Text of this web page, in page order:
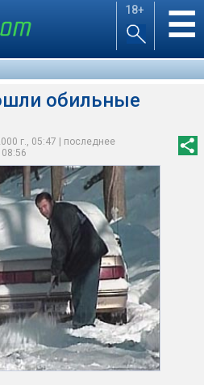
18+ ☰
обильные
г., 05:47 | последнее